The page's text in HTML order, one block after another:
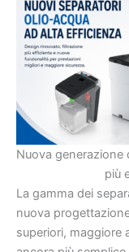
Nuova generazione
più
La gamma dei
nuova
superiori, maggiore